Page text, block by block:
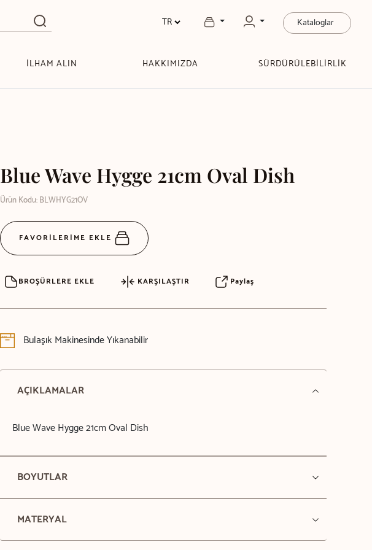
Kataloglar
İLHAM ALIN HAKKIMIZDA SÜRDÜRÜLEBİLİRLİK
Blue Wave Hygge 21cm Oval Dish
Ürün Kodu: BLWHYG21OV
FAVORİLERİME EKLE
BROŞÜRLERE EKLE KARŞILAŞTIR Paylaş
Bulaşık Makinesinde Yıkanabilir
AÇIKLAMALAR
Blue Wave Hygge 21cm Oval Dish
BOYUTLAR
MATERYAL